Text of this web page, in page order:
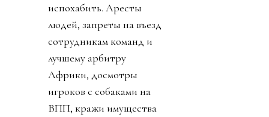
испохабить. Аресты
людей, запреты на въезд
сотрудникам команд и
лучшему арбитру
Африки, досмотры
игроков с собаками на
ВПП, кражи имущества